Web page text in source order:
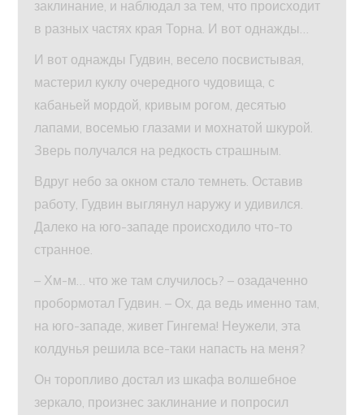
заклинание, и наблюдал за тем, что происходит
в разных частях края Торна. И вот однажды…
И вот однажды Гудвин, весело посвистывая,
мастерил куклу очередного чудовища, с
кабаньей мордой, кривым рогом, десятью
лапами, восемью глазами и мохнатой шкурой.
Зверь получался на редкость страшным.
Вдруг небо за окном стало темнеть. Оставив
работу, Гудвин выглянул наружу и удивился.
Далеко на юго-западе происходило что-то
странное.
– Хм-м… что же там случилось? – озадаченно
пробормотал Гудвин. – Ох, да ведь именно там,
на юго-западе, живет Гингема! Неужели, эта
колдунья решила все-таки напасть на меня?
Он торопливо достал из шкафа волшебное
зеркало, произнес заклинание и попросил